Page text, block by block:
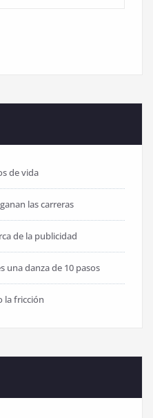
de vida
las carreras
de la publicidad
una danza de 10 pasos
la fricción